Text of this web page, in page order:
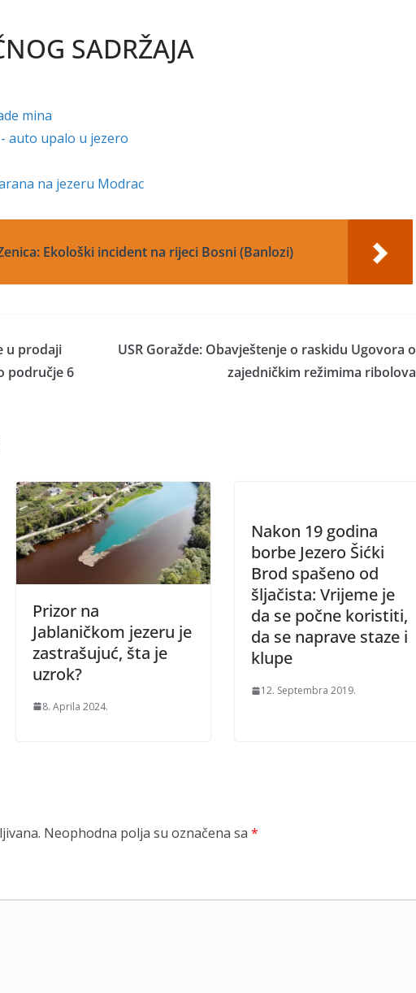
SADRŽAJA
mina
auto upalo u jezero
na jezeru Modrac
Zenica: Ekološki incident na rijeci Bosni (Banlozi)
u prodaji
područje 6
USR Goražde: Obavještenje o raskidu Ugovora o
zajedničkim režimima ribolova
Prizor na
Jablaničkom jezeru je
zastrašujuć, šta je
uzrok?
8. Aprila 2024.
Nakon 19 godina
borbe Jezero Šićki
Brod spašeno od
šljačista: Vrijeme je
da se počne koristiti,
da se naprave staze i
klupe
12. Septembra 2019.
Neophodna polja su označena sa *